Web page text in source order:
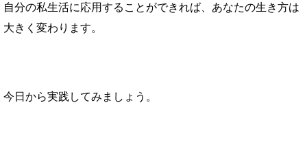
自分の私生活に応用することができれば、あなたの生き方は
大きく変わります。
今日から実践してみましょう。